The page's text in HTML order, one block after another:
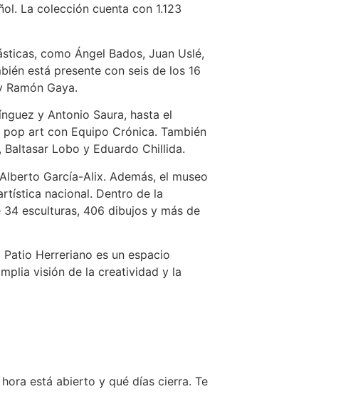
La colección cuenta con 1.123
como Ángel Bados, Juan Uslé,
está presente con seis de los 16
Gaya.
y Antonio Saura, hasta el
art con Equipo Crónica. También
Lobo y Eduardo Chillida.
García-Alix. Además, el museo
nacional. Dentro de la
esculturas, 406 dibujos y más de
Herreriano es un espacio
visión de la creatividad y la
está abierto y qué días cierra. Te